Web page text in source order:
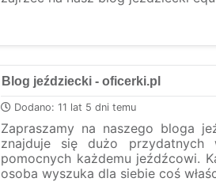
Blog jeździecki - oficerki.pl
Dodano: 11 lat 5 dni temu
Zapraszamy na naszego bloga
znajduje się dużo przydatnych
pomocnych każdemu jeźdźcowi.
osoba wyszuka dla siebie coś